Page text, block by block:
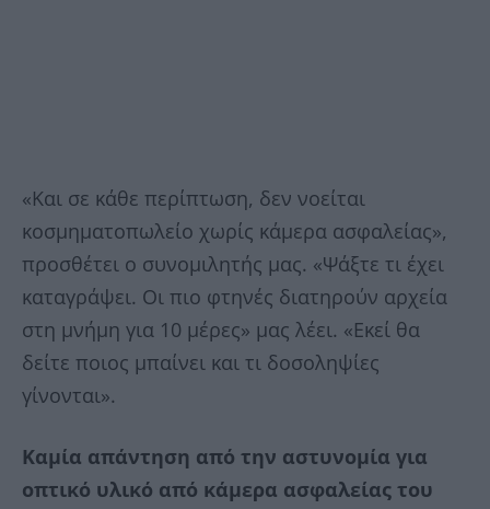
«Και σε κάθε περίπτωση, δεν νοείται
κοσμηματοπωλείο χωρίς κάμερα ασφαλείας»,
προσθέτει ο συνομιλητής μας. «Ψάξτε τι έχει
καταγράψει. Οι πιο φτηνές διατηρούν αρχεία
στη μνήμη για 10 μέρες» μας λέει. «Εκεί θα
δείτε ποιος μπαίνει και τι δοσοληψίες
γίνονται».
Καμία απάντηση από την αστυνομία για
οπτικό υλικό από κάμερα ασφαλείας του